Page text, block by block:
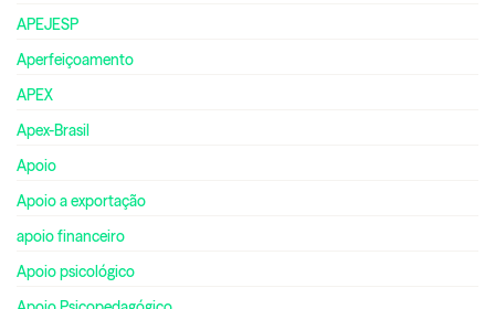
APEJESP
Aperfeiçoamento
APEX
Apex-Brasil
Apoio
Apoio a exportação
apoio financeiro
Apoio psicológico